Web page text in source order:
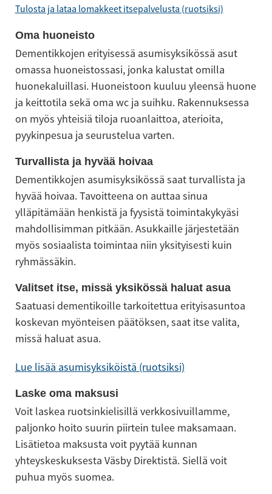
Tulosta ja lataa lomakkeet itsepalvelusta (ruotsiksi)
Oma huoneisto
Dementikkojen erityisessä asumisyksikössä asut
omassa huoneistossasi, jonka kalustat omilla
huonekaluillasi. Huoneistoon kuuluu yleensä huone
ja keittotila sekä oma wc ja suihku. Rakennuksessa
on myös yhteisiä tiloja ruoanlaittoa, aterioita,
pyykinpesua ja seurustelua varten.
Turvallista ja hyvää hoivaa
Dementikkojen asumisyksikössä saat turvallista ja
hyvää hoivaa. Tavoitteena on auttaa sinua
ylläpitämään henkistä ja fyysistä toimintakykyäsi
mahdollisimman pitkään. Asukkaille järjestetään
myös sosiaalista toimintaa niin yksityisesti kuin
ryhmässäkin.
Valitset itse, missä yksikössä haluat asua
Saatuasi dementikoille tarkoitettua erityisasuntoa
koskevan myönteisen päätöksen, saat itse valita,
missä haluat asua.
Lue lisää asumisyksiköistä (ruotsiksi)
Laske oma maksusi
Voit laskea ruotsinkielisillä verkkosivuillamme,
paljonko hoito suurin piirtein tulee maksamaan.
Lisätietoa maksusta voit pyytää kunnan
yhteyskeskuksesta Väsby Direktistä. Siellä voit
puhua myös suomea.